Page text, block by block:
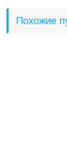
Похожие